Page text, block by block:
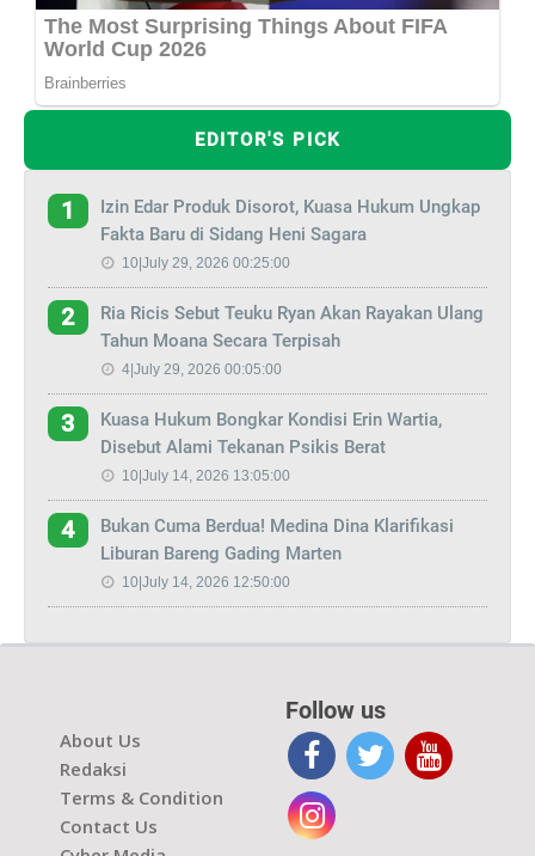
EDITOR'S PICK
1
Izin Edar Produk Disorot, Kuasa Hukum Ungkap
Fakta Baru di Sidang Heni Sagara
10|July 29, 2026 00:25:00
2
Ria Ricis Sebut Teuku Ryan Akan Rayakan Ulang
Tahun Moana Secara Terpisah
4|July 29, 2026 00:05:00
3
Kuasa Hukum Bongkar Kondisi Erin Wartia,
Disebut Alami Tekanan Psikis Berat
10|July 14, 2026 13:05:00
4
Bukan Cuma Berdua! Medina Dina Klarifikasi
Liburan Bareng Gading Marten
10|July 14, 2026 12:50:00
About Us
Redaksi
Terms & Condition
Contact Us
Follow us